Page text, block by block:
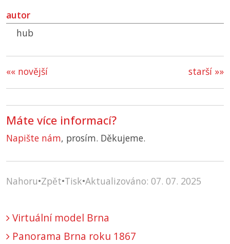
autor
hub
starší »»
«« novější
Máte více informací?
Napište nám, prosím. Děkujeme.
Nahoru•Zpět•Tisk•Aktualizováno: 07. 07. 2025
Virtuální model Brna
Panorama Brna roku 1867